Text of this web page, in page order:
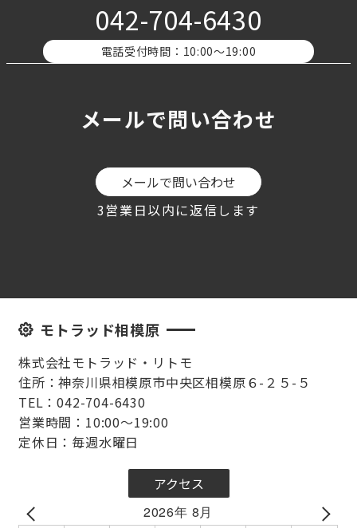
042-704-6430
電話受付時間：10:00〜19:00
メールで問い合わせ
メールで問い合わせ
3営業日以内に返信します
モトラッド相模原
株式会社モトラッド・リトモ
住所：神奈川県相模原市中央区相模原６-２５-５
TEL：042-704-6430
営業時間：10:00～19:00
定休日：毎週水曜日
アクセス
2026年 8月